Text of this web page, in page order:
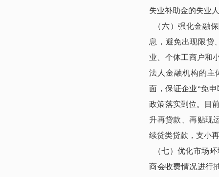
失业补助金的失业
（六）强化金融
息，避免出现限贷
业、个体工商户和
法人金融机构的主
面，保证企业“免
政策落实到位。目
升再贷款、再贴现
续贷类贷款，支小
（七）优化市场
商会收费情况进行